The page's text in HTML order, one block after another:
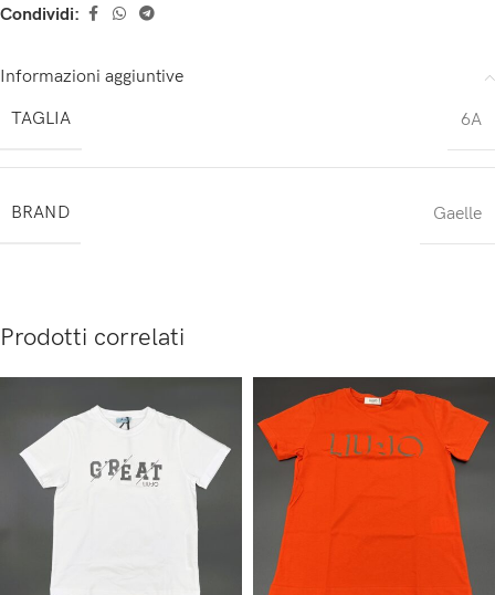
Condividi:
Informazioni aggiuntive
TAGLIA
6A
BRAND Gaelle
Prodotti correlati